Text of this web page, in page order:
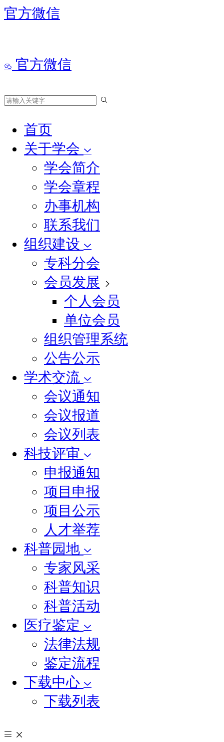
官方微信
官方微信
首页
关于学会
学会简介
学会章程
办事机构
联系我们
组织建设
专科分会
会员发展
个人会员
单位会员
组织管理系统
公告公示
学术交流
会议通知
会议报道
会议列表
科技评审
申报通知
项目申报
项目公示
人才举荐
科普园地
专家风采
科普知识
科普活动
医疗鉴定
法律法规
鉴定流程
下载中心
下载列表